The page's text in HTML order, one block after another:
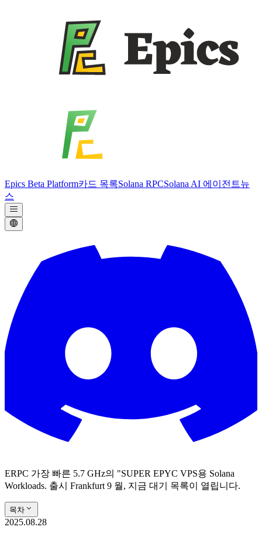
Epics Beta Platform카드 목록Solana RPCSolana AI 에이전트뉴
스
ERPC 가장 빠른 5.7 GHz의 "SUPER EPYC VPS용 Solana
Workloads. 출시 Frankfurt 9 월, 지금 대기 목록이 열립니다.
목차
2025.08.28